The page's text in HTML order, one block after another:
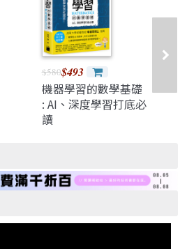
$580$493
機器學習的數學基礎
: AI、深度學習打底必
讀